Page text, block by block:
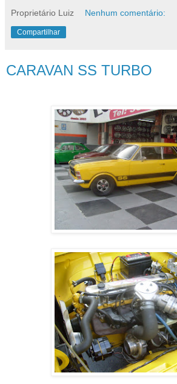
Proprietário Luiz Nenhum comentário:
Compartilhar
CARAVAN SS TURBO